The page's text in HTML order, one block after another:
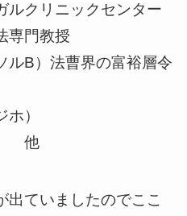
ルクリニックセンター
専門教授
ルB）法曹界の富裕層令
）
他
出ていましたのでここ